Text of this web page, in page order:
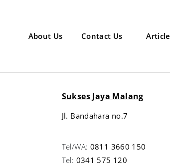
About Us Contact Us Article
Sukses Jaya Malang
Jl. Bandahara no.7
Tel/WA: 0811 3660 150
Tel: 0341 575 120